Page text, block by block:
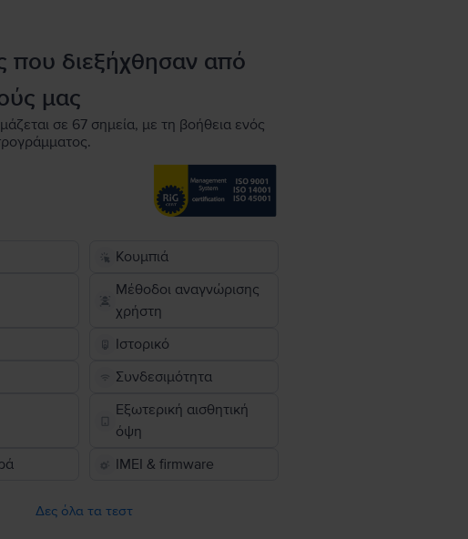
που διεξήχθησαν από
μας
σε 67 σημεία, με τη βοήθεια ενός
Κουμπιά
Μέθοδοι αναγνώρισης
χρήστη
Ιστορικό
Συνδεσιμότητα
Εξωτερική αισθητική
όψη
IMEI & firmware
Δες όλα τα τεστ